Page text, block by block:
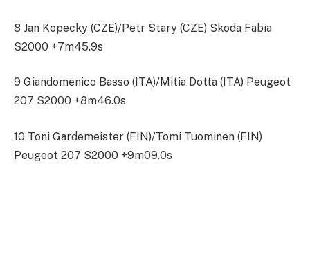
8 Jan Kopecky (CZE)/Petr Stary (CZE) Skoda Fabia
S2000 +7m45.9s
9 Giandomenico Basso (ITA)/Mitia Dotta (ITA) Peugeot
207 S2000 +8m46.0s
10 Toni Gardemeister (FIN)/Tomi Tuominen (FIN)
Peugeot 207 S2000 +9m09.0s